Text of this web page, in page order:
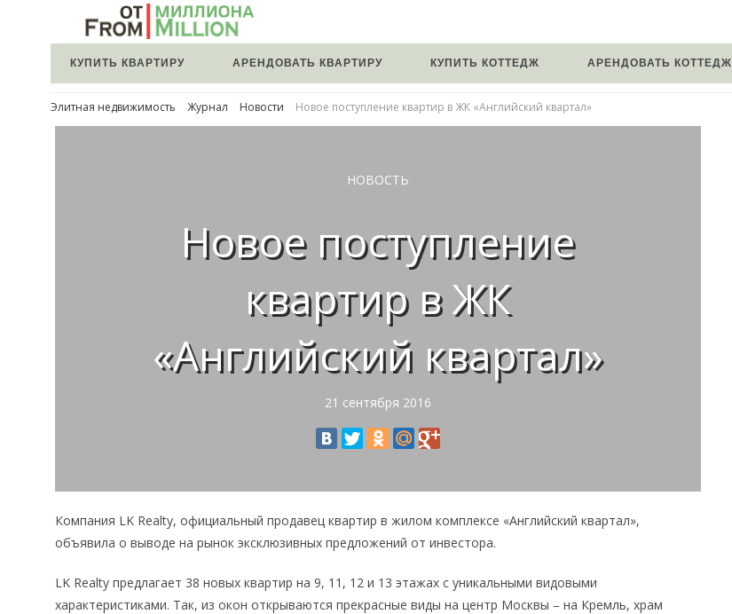
КУПИТЬ КВАРТИРУ АРЕНДОВАТЬ КВАРТИРУ КУПИТЬ КОТТЕДЖ АРЕНДОВАТЬ КОТТЕДЖ
Элитная недвижимость Журнал Новости Новое поступление квартир в ЖК «Английский квартал»
НОВОСТЬ
Новое поступление
квартир в ЖК
«Английский квартал»
21 сентября 2016
Компания LK Realty, официальный продавец квартир в жилом комплексе «Английский квартал»,
объявила о выводе на рынок эксклюзивных предложений от инвестора.
LK Realty предлагает 38 новых квартир на 9, 11, 12 и 13 этажах с уникальными видовыми
характеристиками. Так, из окон открываются прекрасные виды на центр Москвы – на Кремль, храм